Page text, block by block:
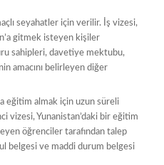
seyahatler için verilir. İş vizesi,
gitmek isteyen kişiler
sahipleri, davetiye mektubu,
amacını belirleyen diğer
eğitim almak için uzun süreli
vizesi, Yunanistan’daki bir eğitim
öğrenciler tarafından talep
belgesi ve maddi durum belgesi